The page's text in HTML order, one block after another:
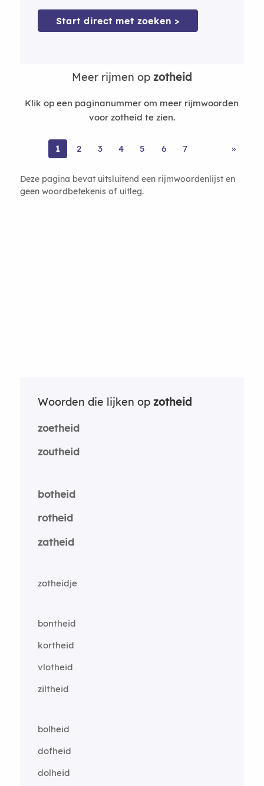
Start direct met zoeken >
Meer rijmen op zotheid
Klik op een paginanummer om meer rijmwoorden
voor zotheid te zien.
1 2 3 4 5 6 7 »
Deze pagina bevat uitsluitend een rijmwoordenlijst en
geen woordbetekenis of uitleg.
Woorden die lijken op zotheid
zoetheid
zoutheid
botheid
rotheid
zatheid
zotheidje
bontheid
kortheid
vlotheid
ziltheid
bolheid
dofheid
dolheid